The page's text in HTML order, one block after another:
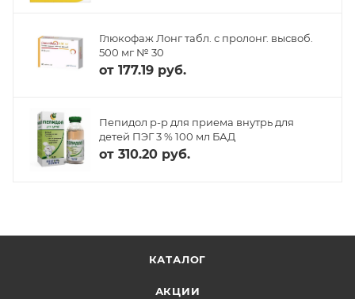
Глюкофаж Лонг табл. с пролонг. высвоб.
500 мг № 30
от 177.19 руб.
Пепидол р-р для приема внутрь для
детей ПЭГ 3 % 100 мл БАД
от 310.20 руб.
КАТАЛОГ
АКЦИИ